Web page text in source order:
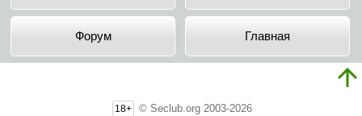
Форум Главная
18+ © Seclub.org 2003-2026